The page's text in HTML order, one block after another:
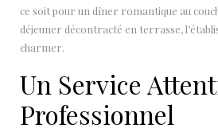
ce soit pour un dîner romantique au
déjeuner décontracté en terrasse,
charmer.
Un Service
Professionnel